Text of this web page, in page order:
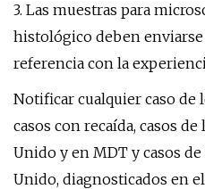
3. Las muestras para
histológico deben
referencia con la
Notificar cualquier caso de
casos con recaída, casos
Unido y en MDT y casos
Unido, diagnosticados en